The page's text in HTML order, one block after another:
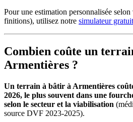
Pour une estimation personnalisée
finitions), utilisez notre simulateur gratuit
Combien coûte un
Armentières ?
Un terrain à bâtir à Armentières
2026, le plus souvent dans une
selon le secteur et la viabilisation
source DVF 2023-2025).